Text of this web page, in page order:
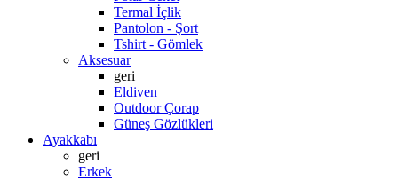
Termal İçlik
Pantolon - Şort
Tshirt - Gömlek
Aksesuar
geri
Eldiven
Outdoor Çorap
Güneş Gözlükleri
Ayakkabı
geri
Erkek